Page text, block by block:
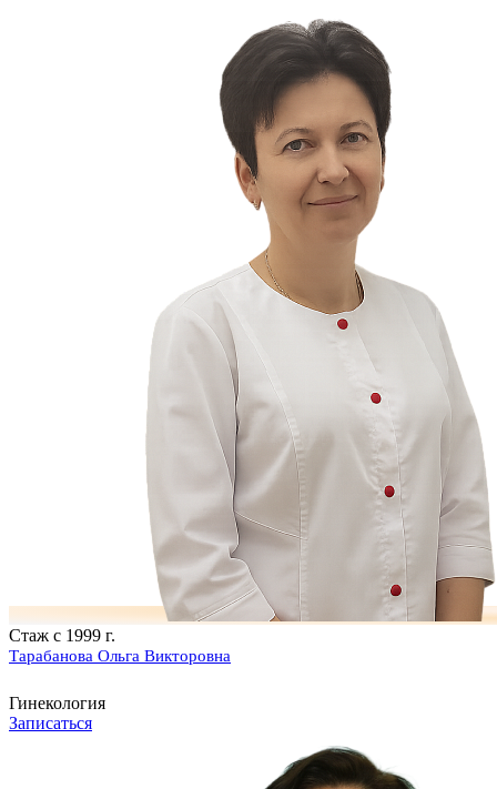
Стаж с 1999 г.
Тарабанова Ольга Викторовна
Гинекология
Записаться